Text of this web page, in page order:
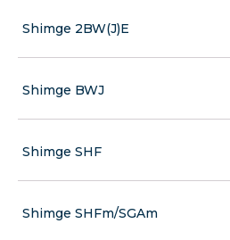
Shimge 2BW(J)E
Shimge BWJ
Shimge SHF
Shimge SHFm/SGAm